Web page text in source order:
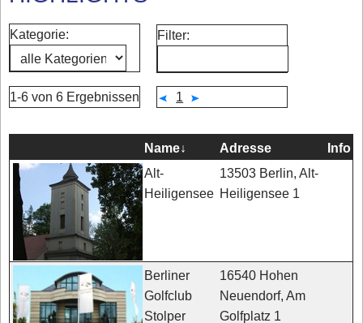
Kategorie: Filter:
1-6 von 6 Ergebnissen 1
Name↓ Adresse Info
Alt-
Heiligensee
13503 Berlin, Alt-
Heiligensee 1
Berliner
Golfclub
Stolper
16540 Hohen
Neuendorf, Am
Golfplatz 1